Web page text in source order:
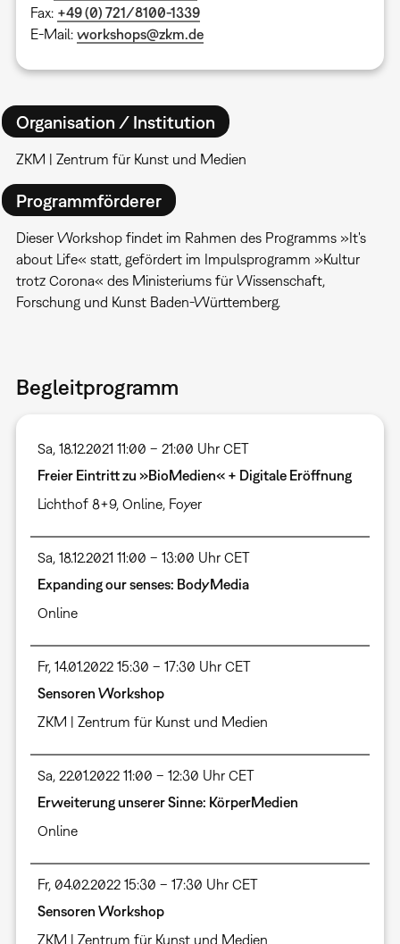
Fax: +49 (0) 721/8100-1339
E-Mail: workshops@zkm.de
Organisation / Institution
ZKM | Zentrum für Kunst und Medien
Programmförderer
Dieser Workshop findet im Rahmen des Programms »It's
about Life« statt, gefördert im Impulsprogramm »Kultur
trotz Corona« des Ministeriums für Wissenschaft,
Forschung und Kunst Baden-Württemberg.
Begleitprogramm
Sa, 18.12.2021 11:00 – 21:00 Uhr CET
Freier Eintritt zu »BioMedien« + Digitale Eröffnung
Lichthof 8+9, Online, Foyer
Sa, 18.12.2021 11:00 – 13:00 Uhr CET
Expanding our senses: BodyMedia
Online
Fr, 14.01.2022 15:30 – 17:30 Uhr CET
Sensoren Workshop
ZKM | Zentrum für Kunst und Medien
Sa, 22.01.2022 11:00 – 12:30 Uhr CET
Erweiterung unserer Sinne: KörperMedien
Online
Fr, 04.02.2022 15:30 – 17:30 Uhr CET
Sensoren Workshop
ZKM | Zentrum für Kunst und Medien